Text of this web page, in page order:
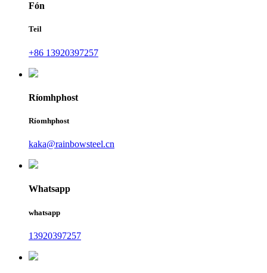
Fón
Teil
+86 13920397257
Ríomhphost
Ríomhphost
kaka@rainbowsteel.cn
Whatsapp
whatsapp
13920397257